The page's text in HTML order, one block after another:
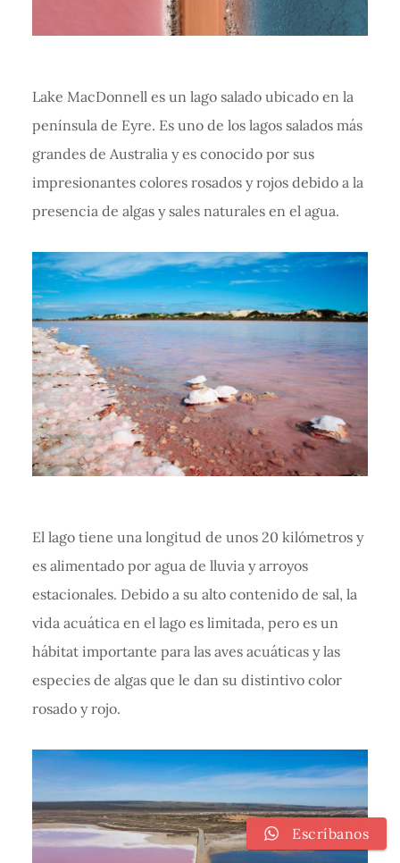
Lake MacDonnell es un lago salado ubicado en la
península de Eyre. Es uno de los lagos salados más
grandes de Australia y es conocido por sus
impresionantes colores rosados y rojos debido a la
presencia de algas y sales naturales en el agua.
El lago tiene una longitud de unos 20 kilómetros y
es alimentado por agua de lluvia y arroyos
estacionales. Debido a su alto contenido de sal, la
vida acuática en el lago es limitada, pero es un
hábitat importante para las aves acuáticas y las
especies de algas que le dan su distintivo color
rosado y rojo.
Escríbanos